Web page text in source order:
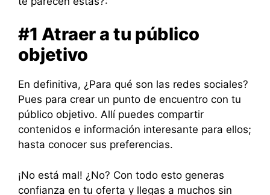
#1 Atraer a tu público
objetivo
En definitiva, ¿Para qué son las redes sociales?
Pues para crear un punto de encuentro con tu
público objetivo. Allí puedes compartir
contenidos e información interesante para ellos;
hasta conocer sus preferencias.
¡No está mal! ¿No? Con todo esto generas
confianza en tu oferta y llegas a muchos sin